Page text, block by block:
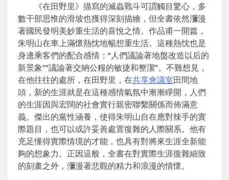
《在田野里》描寫的滅蟲戰斗可謂觸目驚心，多
數干部思惟的滑坡也獲得深刻描繪，但全書依然瀰漫
著國民發明美妙重生活的喜悅之情。作品甫一開篇，
朱明山在車上滿懷熱忱地暢想重生活。這種熱忱也是
身邊乘客們的配合感情：“人們議論著地盤改造以后的
新景象”“議論著交納公糧的敏捷和整潔”。不難想見，
在他往往的處所，在田野里，在共享會議室田間地
頭，新的生涯就是在這種感情氣氛中漸漸睜開，人們
的生涯因與宏闊的社會實行親密聯繫關係而佈滿意
義。傑出的黨性涵養，使得朱明山自在應對辣手的實
際題目，也可以或許妥善處置復雜的人際關系。他有
充足懂得實際情境的才能，也具有對將來生涯全新能
夠的想象力。正因這般，全書在對實際生涯復雜細致
的刻畫之外，瀰漫著悲觀的精力和浪漫的情懷。